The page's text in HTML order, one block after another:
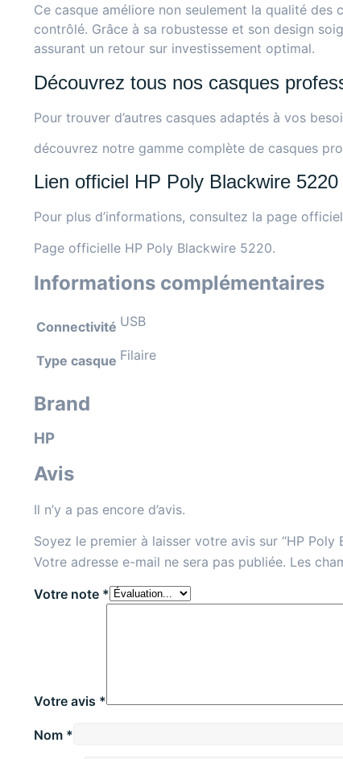
Ce casque améliore non seulement la qualité
contrôlé. Grâce à sa robustesse et son design
assurant un retour sur investissement optimal.
Découvrez tous nos casques
Pour trouver d’autres casques adaptés à vos
découvrez notre gamme complète de casques
Lien officiel HP Poly Blackwire 5220
Pour plus d’informations, consultez la page
Page officielle HP Poly Blackwire 5220.
Informations complémentaires
Connectivité USB
Type casque Filaire
Brand
HP
Avis
Il n’y a pas encore d’avis.
Soyez le premier à laisser votre avis sur “HP Poly
Votre adresse e-mail ne sera pas publiée. Les
Votre note *
Votre avis *
Nom *